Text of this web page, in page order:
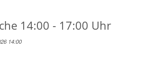
14:00 - 17:00 Uhr
14:00